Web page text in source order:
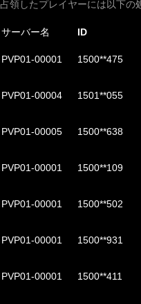
領したプレイヤーには以下の
サーバー名 ID
PVP01-00001 1500**475
PVP01-00004 1501**055
PVP01-00005 1500**638
PVP01-00001 1500**109
PVP01-00001 1500**502
PVP01-00001 1500**931
PVP01-00001 1500**411